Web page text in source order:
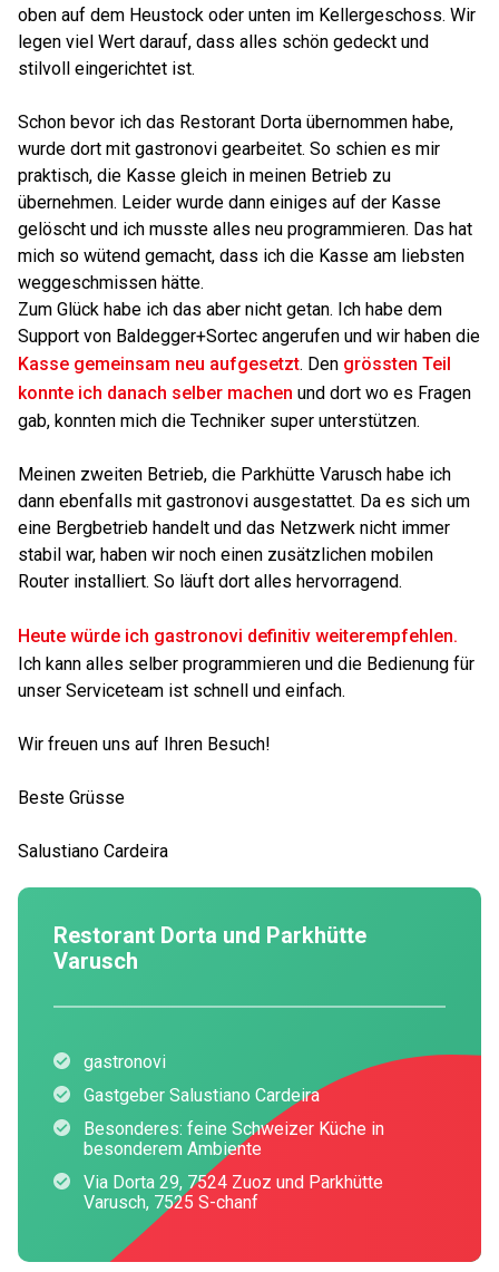
oben auf dem Heustock oder unten im Kellergeschoss. Wir
legen viel Wert darauf, dass alles schön gedeckt und
stilvoll eingerichtet ist.
Schon bevor ich das Restorant Dorta übernommen habe,
wurde dort mit gastronovi gearbeitet. So schien es mir
praktisch, die Kasse gleich in meinen Betrieb zu
übernehmen. Leider wurde dann einiges auf der Kasse
gelöscht und ich musste alles neu programmieren. Das hat
mich so wütend gemacht, dass ich die Kasse am liebsten
weggeschmissen hätte.
Zum Glück habe ich das aber nicht getan. Ich habe dem
Support von Baldegger+Sortec angerufen und wir haben die
Kasse gemeinsam neu aufgesetzt. Den grössten Teil
konnte ich danach selber machen und dort wo es Fragen
gab, konnten mich die Techniker super unterstützen.
Meinen zweiten Betrieb, die Parkhütte Varusch habe ich
dann ebenfalls mit gastronovi ausgestattet. Da es sich um
eine Bergbetrieb handelt und das Netzwerk nicht immer
stabil war, haben wir noch einen zusätzlichen mobilen
Router installiert. So läuft dort alles hervorragend.
Heute würde ich gastronovi definitiv weiterempfehlen.
Ich kann alles selber programmieren und die Bedienung für
unser Serviceteam ist schnell und einfach.
Wir freuen uns auf Ihren Besuch!
Beste Grüsse
Salustiano Cardeira
Restorant Dorta und Parkhütte
Varusch
gastronovi
Gastgeber Salustiano Cardeira
Besonderes: feine Schweizer Küche in
besonderem Ambiente
Via Dorta 29, 7524 Zuoz und Parkhütte
Varusch, 7525 S-chanf